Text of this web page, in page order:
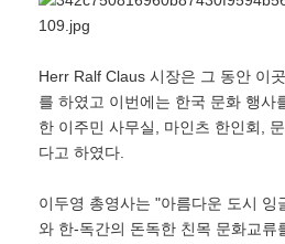
Herr Ralf Claus 시장은 그 동안 이
를 하였고 이번에는 한국 문화 행사
한 이주민 사무실, 마인츠 한인회,
다고 하였다.
이두영 총영사는 ʺ아름다운 도시
와 한-독간의 돈독한 친목 문화교류